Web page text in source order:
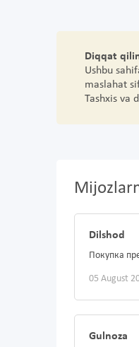
Diqqat
Ushbu
maslahat
Tashxis va
Dilshod
Покупка
05 August
Gulnoza